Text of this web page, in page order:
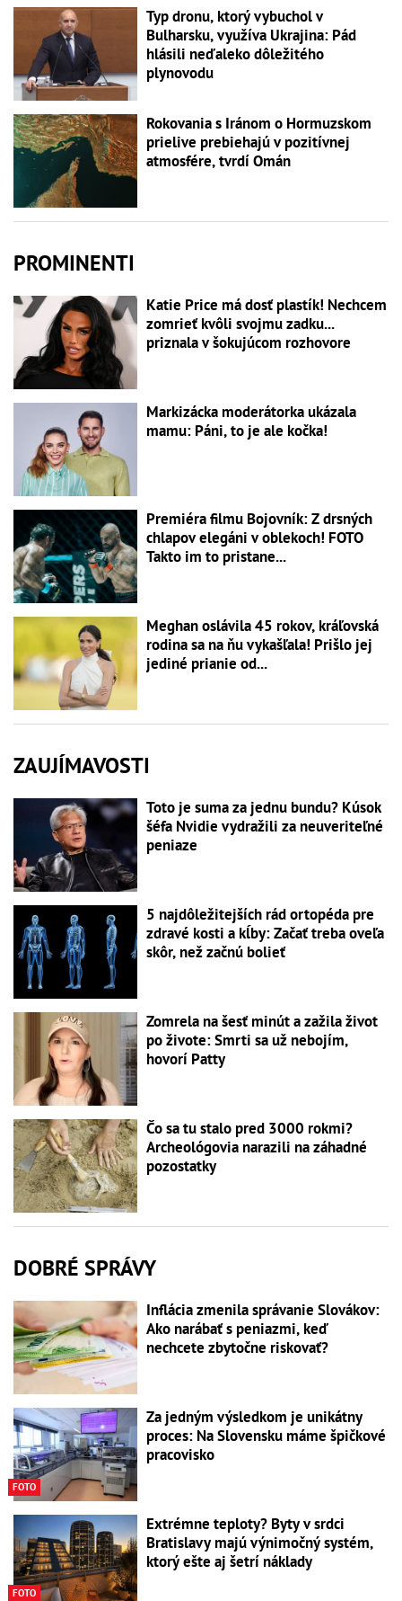
Typ dronu, ktorý vybuchol v
Bulharsku, využíva Ukrajina: Pád
hlásili neďaleko dôležitého
plynovodu
Rokovania s Iránom o Hormuzskom
prielive prebiehajú v pozitívnej
atmosfére, tvrdí Omán
PROMINENTI
Katie Price má dosť plastík! Nechcem
zomrieť kvôli svojmu zadku...
priznala v šokujúcom rozhovore
Markizácka moderátorka ukázala
mamu: Páni, to je ale kočka!
Premiéra filmu Bojovník: Z drsných
chlapov elegáni v oblekoch! FOTO
Takto im to pristane...
Meghan oslávila 45 rokov, kráľovská
rodina sa na ňu vykašľala! Prišlo jej
jediné prianie od...
ZAUJÍMAVOSTI
Toto je suma za jednu bundu? Kúsok
šéfa Nvidie vydražili za neuveriteľné
peniaze
5 najdôležitejších rád ortopéda pre
zdravé kosti a kĺby: Začať treba oveľa
skôr, než začnú bolieť
Zomrela na šesť minút a zažila život
po živote: Smrti sa už nebojím,
hovorí Patty
Čo sa tu stalo pred 3000 rokmi?
Archeológovia narazili na záhadné
pozostatky
DOBRÉ SPRÁVY
Inflácia zmenila správanie Slovákov:
Ako narábať s peniazmi, keď
nechcete zbytočne riskovať?
FOTO
Za jedným výsledkom je unikátny
proces: Na Slovensku máme špičkové
pracovisko
FOTO
Extrémne teploty? Byty v srdci
Bratislavy majú výnimočný systém,
ktorý ešte aj šetrí náklady